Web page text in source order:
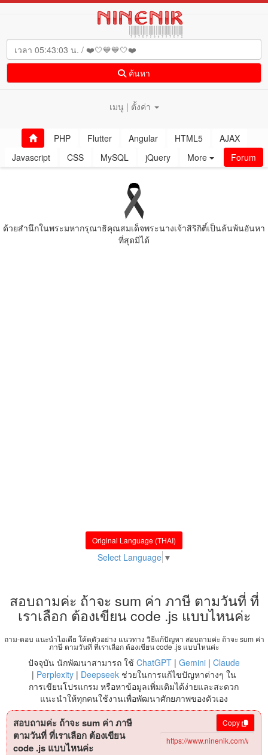
ค้นหา
เมนู | ตั้งค่า
PHP Flutter Angular HTML5
AJAX
Javascript
CSS MySQL jQuery More Forum
ด้วยสํานึกในพระมหากรุณาธิคุณสมเด็จพระนางเจ้าสิริกิติ์เป็นล้นพ้นอันหา
ที่สุดมิได้
Original Language (THAI)
Select Language ▼
สอบถามค่ะ ถ้าจะ sum ค่า ภาษี ตามวันที่ ที่
เราเลือก ต้องเขียน code .js แบบไหนค่ะ
ถาม-ตอบ แนะนำไอเดีย โค้ดตัวอย่าง แนวทาง วิธีแก้ปัญหา สอบถามค่ะ ถ้าจะ sum ค่า
ภาษี ตามวันที่ ที่เราเลือก ต้องเขียน code .js แบบไหนค่ะ
ปัจจุบัน นักพัฒนาสามารถ ใช้ ChatGPT| Gemini| Claude
| Perplexity| Deepseekช่วยในการแก้ไขปัญหาต่างๆ ใน
การเขียนโปรแกรม หรือหาข้อมูลเพิ่มเติมได้ง่ายและสะดวก
แนะนำให้ทุกคนใช้งานเพื่อพัฒนาศักยภาพของตัวเอง
สอบถามค่ะ ถ้าจะ sum ค่า ภาษี
ตามวันที่ ที่เราเลือก ต้องเขียน
code .js แบบไหนค่ะ
Copy